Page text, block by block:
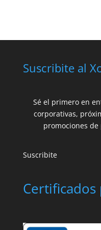
Suscribite al
Sé el primero en
corporativas,
promociones
Suscribite
Certificados